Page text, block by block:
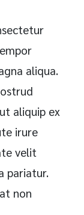
aliqua.
aliquip ex
irure
velit
pariatur.
non